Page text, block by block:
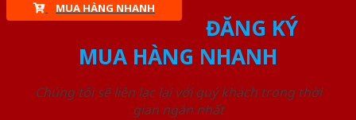
MUA HÀNG NHANH
ĐĂNG KÝ
MUA HÀNG NHANH
Chúng tôi sẽ liên lạc lại với quý khách trong thời
gian ngắn nhất